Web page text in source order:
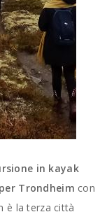
in kayak
Trondheim con
è la terza città